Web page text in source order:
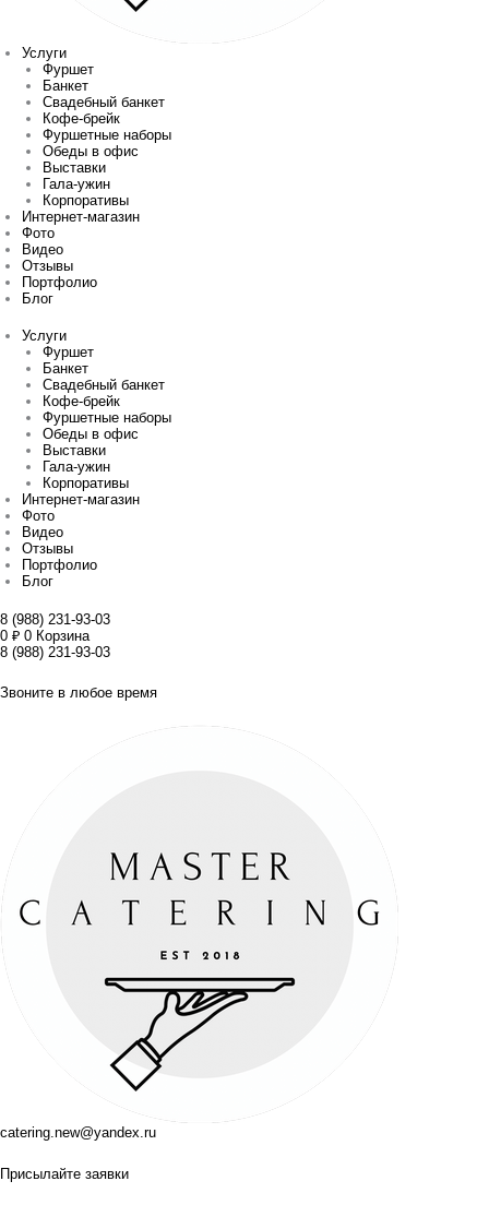
Услуги
Фуршет
Банкет
Свадебный банкет
Кофе-брейк
Фуршетные наборы
Обеды в офис
Выставки
Гала-ужин
Корпоративы
Интернет-магазин
Фото
Видео
Отзывы
Портфолио
Блог
Услуги
Фуршет
Банкет
Свадебный банкет
Кофе-брейк
Фуршетные наборы
Обеды в офис
Выставки
Гала-ужин
Корпоративы
Интернет-магазин
Фото
Видео
Отзывы
Портфолио
Блог
8 (988) 231-93-03
0 ₽ 0 Корзина
8 (988) 231-93-03
Звоните в любое время
catering.new@yandex.ru
Присылайте заявки